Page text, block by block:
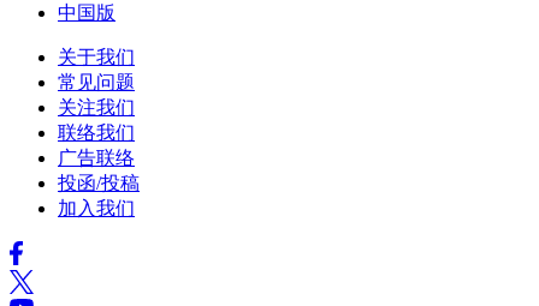
中国版
关于我们
常见问题
关注我们
联络我们
广告联络
投函/投稿
加入我们